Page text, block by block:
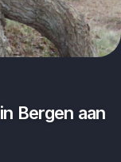
Bergen aan